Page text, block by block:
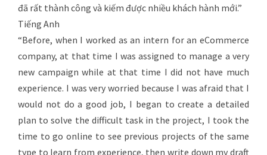
đã rất thành công và kiếm được nhiều khách hành mới.”
Tiếng Anh
“Before, when I worked as an intern for an eCommerce
company, at that time I was assigned to manage a very
new campaign while at that time I did not have much
experience. I was very worried because I was afraid that I
would not do a good job, I began to create a detailed
plan to solve the difficult task in the project, I took the
time to go online to see previous projects of the same
type to learn from experience, then write down my draft